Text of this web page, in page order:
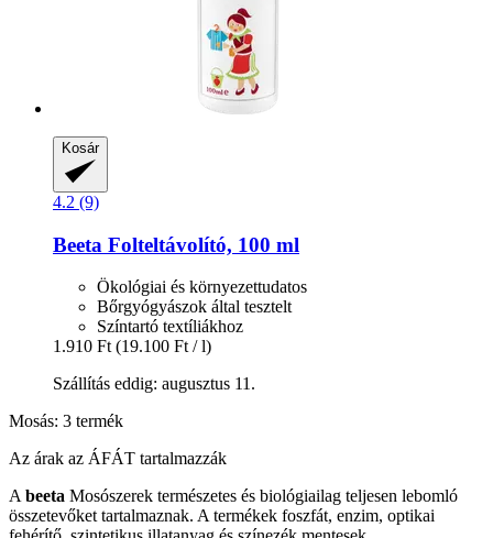
Kosár
4.2 (9)
Beeta Folteltávolító, 100 ml
Ökológiai és környezettudatos
Bőrgyógyászok által tesztelt
Színtartó textíliákhoz
1.910 Ft (19.100 Ft / l)
Szállítás eddig: augusztus 11.
Mosás: 3 termék
Az árak az ÁFÁT tartalmazzák
Abeeta Mosószerek természetes és biológiailag teljesen lebomló
összetevőket tartalmaznak. A termékek foszfát, enzim, optikai